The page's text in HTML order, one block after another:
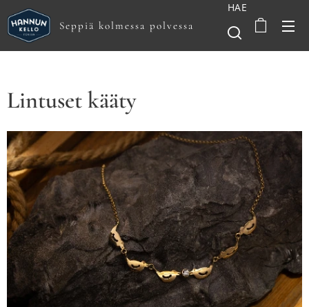
Seppiä kolmessa polvessa
HAE
Lintuset kääty